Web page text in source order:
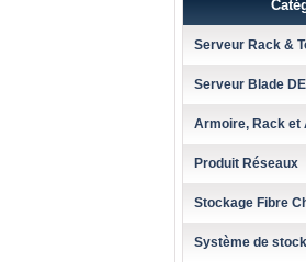
Serveur Rack &
Serveur Blade
Armoire, Rack et
Produit Réseaux
Stockage Fibre
Système de